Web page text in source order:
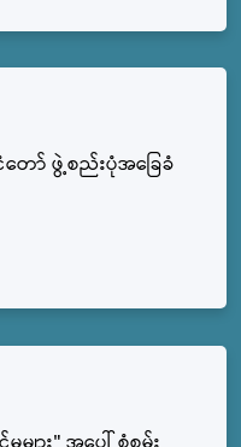
တော် ဖွဲ့စည်းပုံအခြေခံ